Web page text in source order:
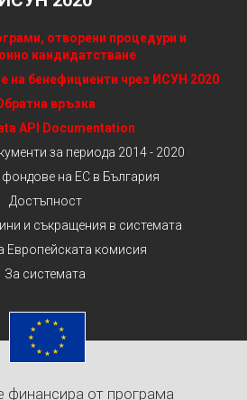
отворени процедури и
кандидатстване
на бенефициенти чрез ИСУН 2020
връзка
API Documentation
за периода 2014 - 2020
фондове на ЕС в България
Достъпност
и съкращения в системата
Европейската комисия
За системата
финансира от програма